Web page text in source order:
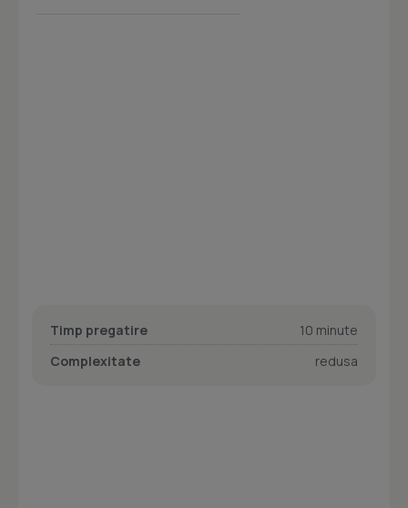
Timp pregatire
10 minute
Complexitate
redusa